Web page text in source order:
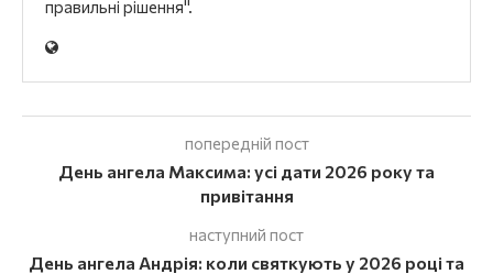
правильні рішення".
попередній пост
День ангела Максима: усі дати 2026 року та
привітання
наступний пост
День ангела Андрія: коли святкують у 2026 році та